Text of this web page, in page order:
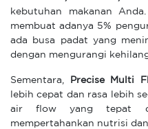
kebutuhan makanan
membuat adanya 5%
ada busa padat yang
dengan mengurangi
Sementara, Precise Multi
lebih cepat dan rasa lebih
air flow yang tepat
mempertahankan nutrisi